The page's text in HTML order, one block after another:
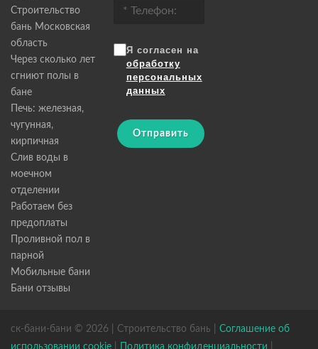
Строительство
бань Московская
область
Через сколько лет
сгниют полы в
бане
Печь: железная,
чугунная,
кирпичная
Слив воды в
моечном
отделении
Работаем без
предоплаты
Проливной пол в
парной
Мобильные бани
Бани отзывы
Я согласен на
обработку
персональных
данных
Отправить
ск-бани-бани © 2026 | Строительство бань | Соглашение об
использовании cookie
Политика конфиденциальности